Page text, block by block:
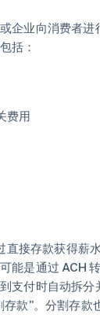
企业向消费者进
括：
费用
直接存款获得薪
能是通过 ACH
支付时自动拆分
款”。分割存款